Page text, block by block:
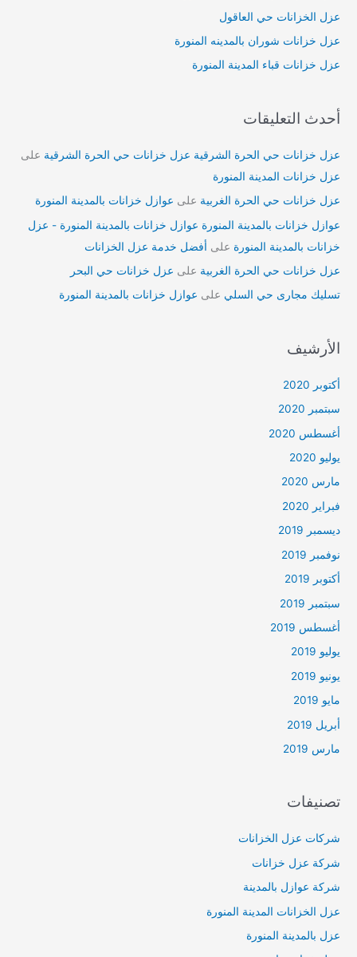
عزل الخزانات حي العاقول
عزل خزانات شوران بالمدينه المنورة
عزل خزانات قباء المدينة المنورة
أحدث التعليقات
عزل خزانات حي الحرة الشرقية عزل خزانات حي الحرة الشرقية على
عزل خزانات المدينة المنورة
عزل خزانات حي الحرة الغربية على عوازل خزانات بالمدينة المنورة
عوازل خزانات بالمدينة المنورة عوازل خزانات بالمدينة المنورة - عزل
خزانات بالمدينة المنورة على أفضل خدمة عزل الخزانات
عزل خزانات حي الحرة الغربية على عزل خزانات حي البحر
تسليك مجارى حي السلي على عوازل خزانات بالمدينة المنورة
الأرشيف
أكتوبر 2020
سبتمبر 2020
أغسطس 2020
يوليو 2020
مارس 2020
فبراير 2020
ديسمبر 2019
نوفمبر 2019
أكتوبر 2019
سبتمبر 2019
أغسطس 2019
يوليو 2019
يونيو 2019
مايو 2019
أبريل 2019
مارس 2019
تصنيفات
شركات عزل الخزانات
شركة عزل خزانات
شركة عوازل بالمدينة
عزل الخزانات المدينة المنورة
عزل بالمدينة المنورة